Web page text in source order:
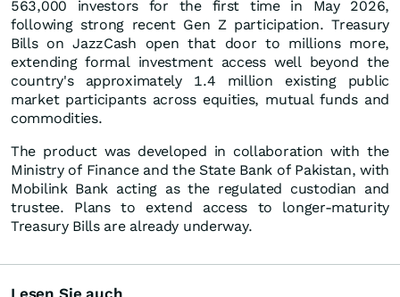
563,000 investors for the first time in May 2026,
following strong recent Gen Z participation. Treasury
Bills on JazzCash open that door to millions more,
extending formal investment access well beyond the
country's approximately 1.4 million existing public
market participants across equities, mutual funds and
commodities.
The product was developed in collaboration with the
Ministry of Finance and the State Bank of Pakistan, with
Mobilink Bank acting as the regulated custodian and
trustee. Plans to extend access to longer-maturity
Treasury Bills are already underway.
Lesen Sie auch